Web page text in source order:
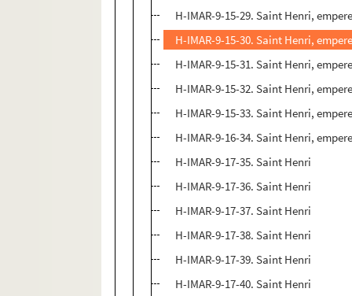
H-IMAR-9-15-29. Saint Henri,
H-IMAR-9-15-30. Saint Henri,
H-IMAR-9-15-31. Saint Henri,
H-IMAR-9-15-32. Saint Henri,
H-IMAR-9-15-33. Saint Henri,
H-IMAR-9-16-34. Saint Henri,
H-IMAR-9-17-35. Saint Henri
H-IMAR-9-17-36. Saint Henri
H-IMAR-9-17-37. Saint Henri
H-IMAR-9-17-38. Saint Henri
H-IMAR-9-17-39. Saint Henri
H-IMAR-9-17-40. Saint Henri